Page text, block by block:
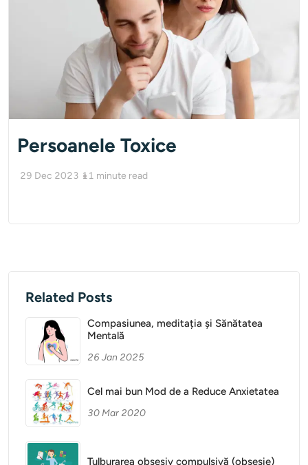
Persoanele Toxice
29 Dec 2023 11 minute read
Related Posts
Compasiunea, meditația și Sănătatea
Mentală
26 Jan 2025
Cel mai bun Mod de a Reduce Anxietatea
30 Mar 2020
Tulburarea obsesiv compulsivă (obsesie)